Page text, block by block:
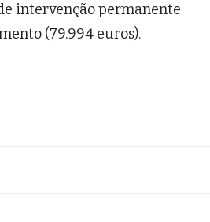
intervenção permanente
(79.994 euros).